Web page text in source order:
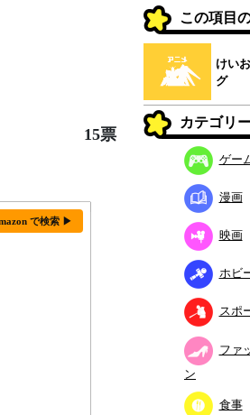
15票
で検索 ▶
この項目
けい
グ
カテゴリ
ゲー
漫画
映画
ホビ
スポ
ファ
ン
食事